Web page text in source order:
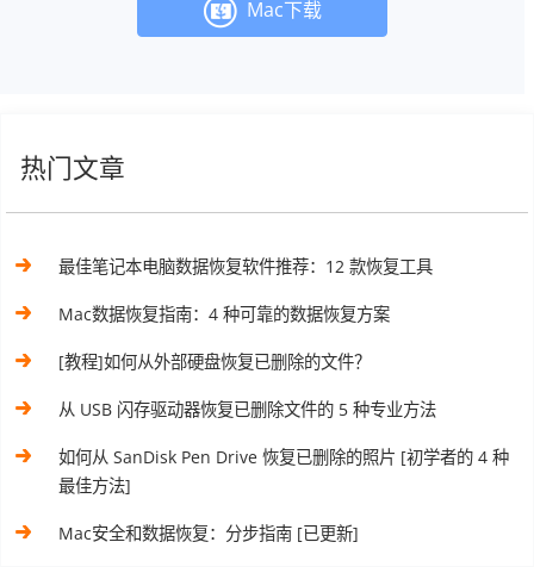
Mac下载
热门文章
最佳笔记本电脑数据恢复软件推荐：12 款恢复工具
Mac数据恢复指南：4 种可靠的数据恢复方案
[教程]如何从外部硬盘恢复已删除的文件？
从 USB 闪存驱动器恢复已删除文件的 5 种专业方法
如何从 SanDisk Pen Drive 恢复已删除的照片 [初学者的 4 种
最佳方法]
Mac安全和数据恢复：分步指南 [已更新]